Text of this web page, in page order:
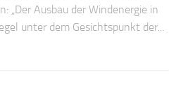
„Der Ausbau der Windenergie in
unter dem Gesichtspunkt der...